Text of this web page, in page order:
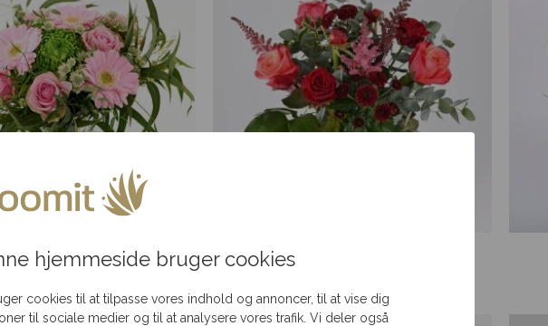
hjemmeside bruger cookies
cookies til at tilpasse vores indhold og annoncer, til at vise dig
til sociale medier og til at analysere vores trafik. Vi deler også
tæt lyserød buket
Fra
300,00kr.